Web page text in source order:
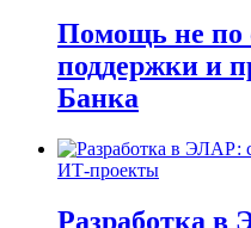
Помощь не по
поддержки и
Банка
ИТ-проекты
Разработка в